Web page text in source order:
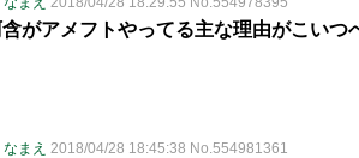
含がアメフトやってる主な理由がこいつ
なまえ 2018/04/28 18:45:38 No.554981361